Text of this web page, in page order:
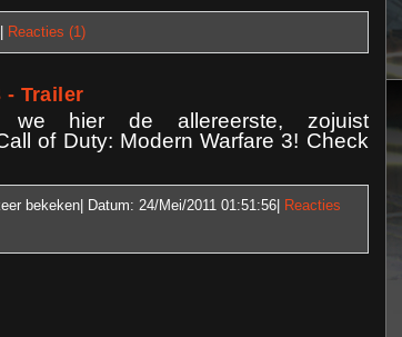
Reacties (1)
- Trailer
we hier de allereerste, zojuist
of Duty: Modern Warfare 3! Check
bekeken| Datum: 24/Mei/2011 01:51:56| Reacties